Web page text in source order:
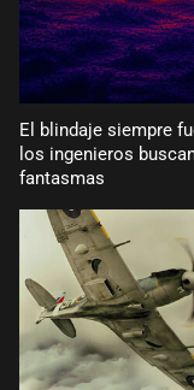
El blindaje siempre
los ingenieros
fantasmas